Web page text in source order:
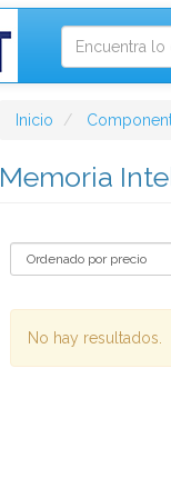
Inicio
Memoria
No hay resultados.